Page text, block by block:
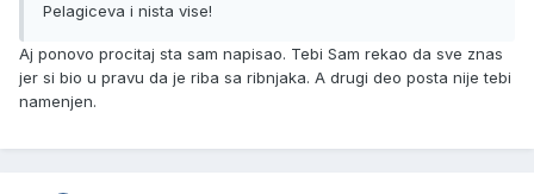
Pelagiceva i nista vise!
Aj ponovo procitaj sta sam napisao. Tebi Sam rekao da sve znas
jer si bio u pravu da je riba sa ribnjaka. A drugi deo posta nije tebi
namenjen.